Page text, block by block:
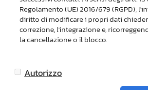
Regolamento (UE) 2016/679 (RGPD),
diritto di modificare i propri dati
correzione, l'integrazione e,
la cancellazione o il blocco.
Autorizzo